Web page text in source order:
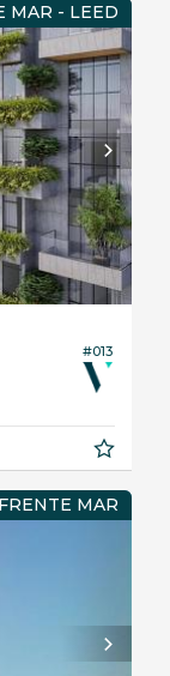
MAR - LEED
#013
FRENTE MAR